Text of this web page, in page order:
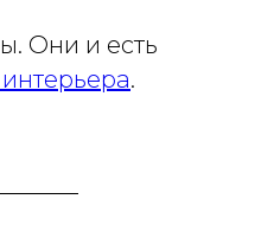
Они и есть
.